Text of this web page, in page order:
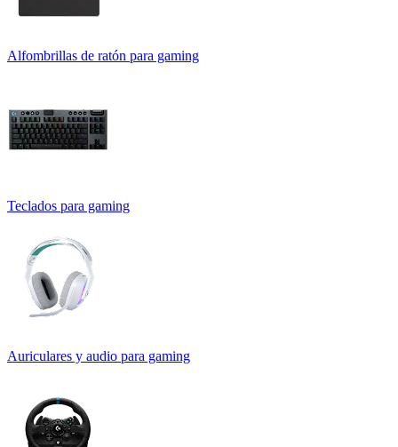
Alfombrillas de ratón para gaming
Teclados para gaming
Auriculares y audio para gaming